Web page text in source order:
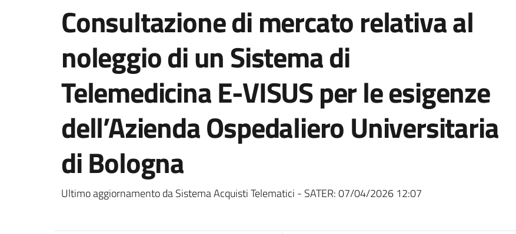
Consultazione di mercato relativa al
noleggio di un Sistema di
Telemedicina E-VISUS per le esigenze
dell’Azienda Ospedaliero Universitaria
di Bologna
Ultimo aggiornamento da Sistema Acquisti Telematici - SATER:07/04/2026 12:07